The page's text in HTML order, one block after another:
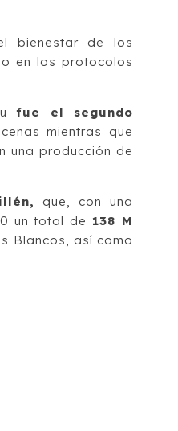
bienestar de los
en los protocolos
fue el segundo
mientras que
una producción de
que, con una
un total de 138 M
Blancos, así como